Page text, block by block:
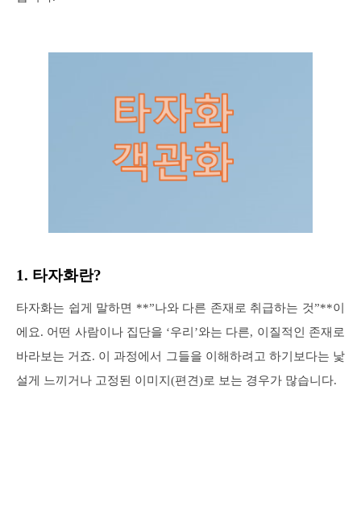
1. 타자화란?
타자화는 쉽게 말하면 **”나와 다른 존재로 취급하는 것”**이
에요. 어떤 사람이나 집단을 ‘우리’와는 다른, 이질적인 존재로
바라보는 거죠. 이 과정에서 그들을 이해하려고 하기보다는 낯
설게 느끼거나 고정된 이미지(편견)로 보는 경우가 많습니다.